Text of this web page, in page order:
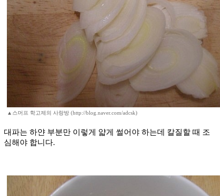
▲스머프 학고제의 사랑방 (http://blog.naver.com/adcsk)
대파는 하얀 부분만 이렇게 얇게 썰어야 하는데 칼질할 때 조
심해야 합니다.